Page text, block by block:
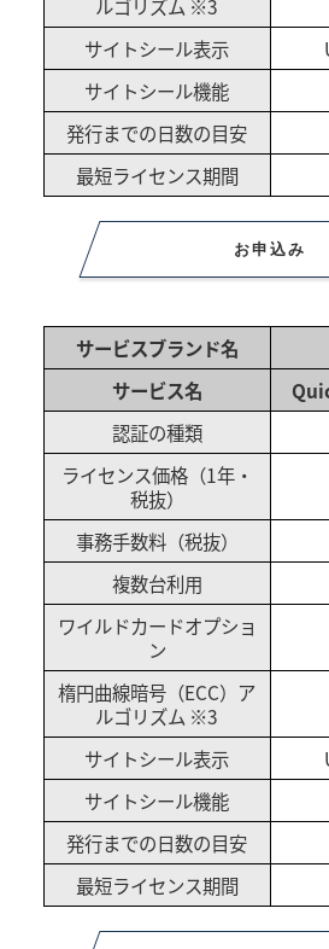
ルゴリズム ※3
サイトシール表示
サイトシール機能
発行までの日数の目安
最短ライセンス期間
お申込み
サービスブランド名
サービス名
認証の種類
ライセンス価格（1年・
税抜）
事務手数料（税抜）
複数台利用
ワイルドカードオプショ
ン
楕円曲線暗号（ECC）ア
ルゴリズム ※3
サイトシール表示
サイトシール機能
発行までの日数の目安
最短ライセンス期間